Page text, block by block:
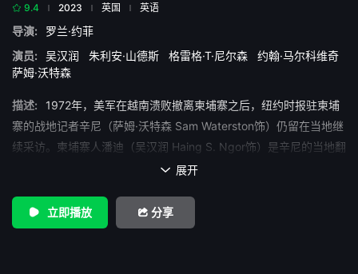
9.4 2023 英国 英语
导演:
罗兰·约菲
演员:
吴汉润 朱利安·山德斯 格雷格·T·尼尔森
约翰·马尔科维奇
萨姆·沃特森
描述:
1972年，美军在越南溃败撤离柬埔寨之后，纽约时报驻柬埔
寨的战地记者辛尼（萨姆·沃特森 Sam Waterston饰）仍留在当地继
续采访。柬埔寨人潘迪（吴汉润 Haing S. Ngor饰）是辛尼的当地翻
译兼助手。辛尼在潘迪的帮助下，多次化险为夷逃过鬼门关。两人
尼得以全身而退，然而潘迪却因为没有护照而被捕，开始了生不如
死的地狱生活。在柬共的劳动改造中，潘迪目睹了红色高棉政权的
 展开
立即播放 分享